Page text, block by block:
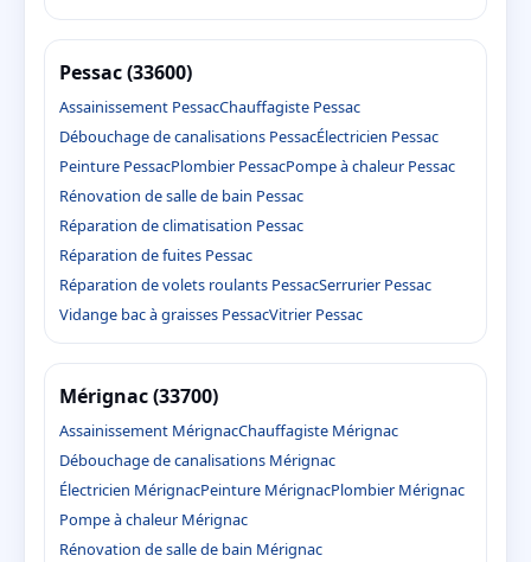
Pessac (33600)
Assainissement PessacChauffagiste Pessac
Débouchage de canalisations PessacÉlectricien Pessac
Peinture PessacPlombier PessacPompe à chaleur Pessac
Rénovation de salle de bain Pessac
Réparation de climatisation Pessac
Réparation de fuites Pessac
Réparation de volets roulants PessacSerrurier Pessac
Vidange bac à graisses PessacVitrier Pessac
Mérignac (33700)
Assainissement MérignacChauffagiste Mérignac
Débouchage de canalisations Mérignac
Électricien MérignacPeinture MérignacPlombier Mérignac
Pompe à chaleur Mérignac
Rénovation de salle de bain Mérignac